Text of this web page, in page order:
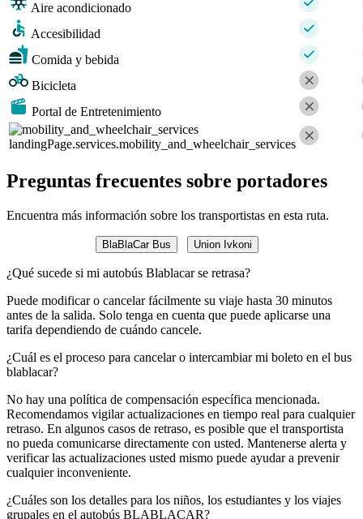
Aire acondicionado
Accesibilidad
Comida y bebida
Bicicleta
Portal de Entretenimiento
landingPage.services.mobility_and_wheelchair_services
Preguntas frecuentes sobre portadores
Encuentra más información sobre los transportistas en esta ruta.
BlaBlaCar Bus Union Ivkoni
¿Qué sucede si mi autobús Blablacar se retrasa?
Puede modificar o cancelar fácilmente su viaje hasta 30 minutos
antes de la salida. Solo tenga en cuenta que puede aplicarse una
tarifa dependiendo de cuándo cancele.
¿Cuál es el proceso para cancelar o intercambiar mi boleto en el bus
blablacar?
No hay una política de compensación específica mencionada.
Recomendamos vigilar actualizaciones en tiempo real para cualquier
retraso. En algunos casos de retraso, es posible que el transportista
no pueda comunicarse directamente con usted. Mantenerse alerta y
verificar las actualizaciones usted mismo puede ayudar a prevenir
cualquier inconveniente.
¿Cuáles son los detalles para los niños, los estudiantes y los viajes
grupales en el autobús BLABLACAR?